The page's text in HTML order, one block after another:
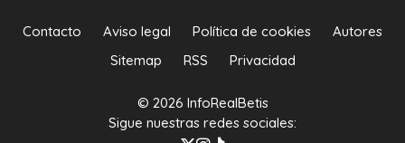
Contacto Aviso legal Política de cookies
Autores
Sitemap
RSS Privacidad
© 2026 InfoRealBetis
Sigue nuestras redes sociales: